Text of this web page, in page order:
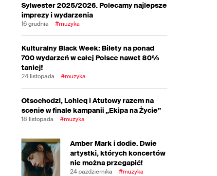
Sylwester 2025/2026. Polecamy najlepsze
imprezy i wydarzenia
16 grudnia #muzyka
Kulturalny Black Week: Bilety na ponad
700 wydarzeń w całej Polsce nawet 80%
taniej!
24 listopada #muzyka
Otsochodzi, Lohleq i Atutowy razem na
scenie w finale kampanii „Ekipa na Życie”
18 listopada #muzyka
Amber Mark i dodie. Dwie
artystki, których koncertów
nie można przegapić!
24 października #muzyka